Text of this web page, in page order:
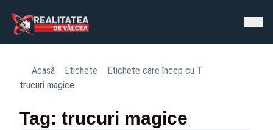
Acasă Etichete
Etichete care încep cu T
trucuri magice
Tag: trucuri magice